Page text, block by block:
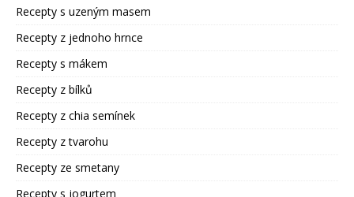
Recepty s uzeným masem
Recepty z jednoho hrnce
Recepty s mákem
Recepty z bílků
Recepty z chia semínek
Recepty z tvarohu
Recepty ze smetany
Recepty s jogurtem